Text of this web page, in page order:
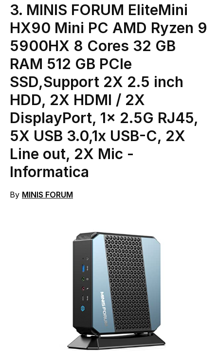
3. MINIS FORUM EliteMini
HX90 Mini PC AMD Ryzen 9
5900HX 8 Cores 32 GB
RAM 512 GB PCIe
SSD,Support 2X 2.5 inch
HDD, 2X HDMI / 2X
DisplayPort, 1x 2.5G RJ45,
5X USB 3.0,1x USB-C, 2X
Line out, 2X Mic -
Informatica
By MINIS FORUM